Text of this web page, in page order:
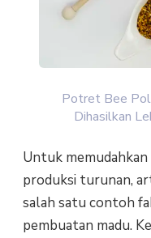
Potret Bee
Dihasilkan
Untuk
produksi turunan,
salah satu contoh
pembuatan madu.